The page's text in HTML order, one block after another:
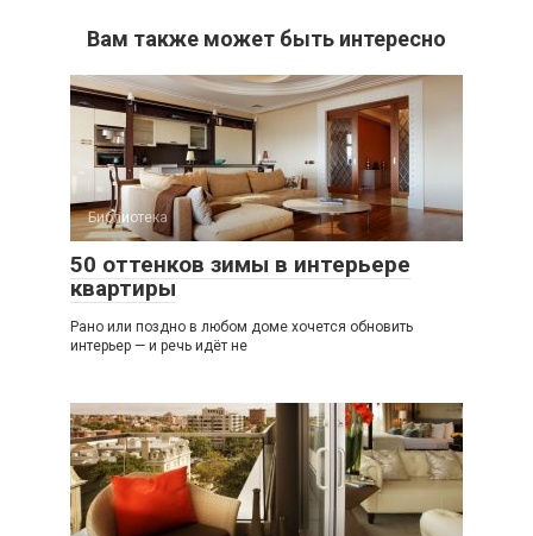
Вам также может быть интересно
Библиотека
50 оттенков зимы в интерьере
квартиры
Рано или поздно в любом доме хочется обновить
интерьер — и речь идёт не